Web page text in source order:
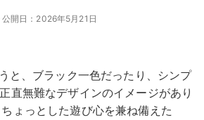
公開日：2026年5月21日
と、ブラック一色だったり、シンプ
直無難なデザインのイメージがあり
ょっとした遊び心を兼ね備えた